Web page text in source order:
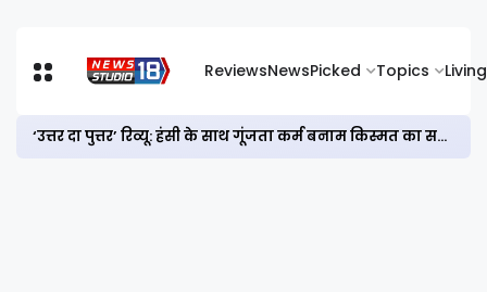
ReviewsNewsPicked Topics Living
‘उत्तर दा पुत्तर’ रिव्यू: हंसी के साथ गूंजता कर्म बनाम किस्मत का सवाल